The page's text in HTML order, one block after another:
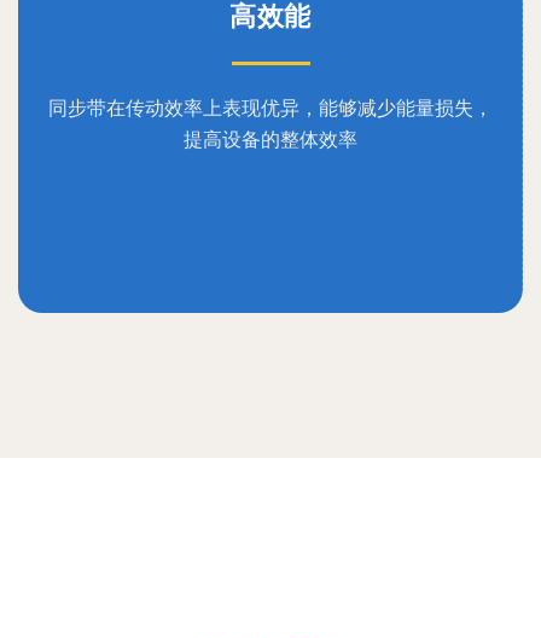
高效能
同步带在传动效率上表现优异，能够减少能量损失，
提高设备的整体效率